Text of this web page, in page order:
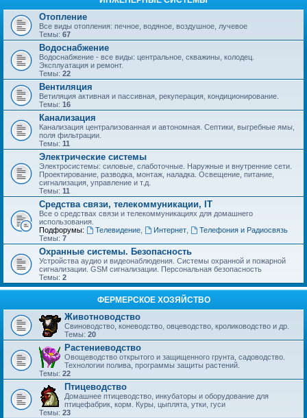
Отопление
Все виды отопления: печное, водяное, воздушное, лучевое
Темы: 67
Водоснабжение
Водоснабжение - все виды: центральное, скважины, колодец.
Эксплуатация и ремонт.
Темы: 22
Вентиляция
Ветиляция активная и пассивная, рекуперация, кондиционирование.
Темы: 16
Канализация
Канализация централизованная и автономная. Септики, выгребные ямы,
поля фильтрации.
Темы: 11
Электрические системы
Электросистемы: силовые, слаботочные. Наружные и внутренние сети.
Проектирование, разводка, монтаж, наладка. Освещение, питание,
сигнализация, управление и т.д.
Темы: 11
Средства связи, телекоммуникации, IT
Все о средствах связи и телекоммуникациях для домашнего
использования.
Подфорумы:
Телевидение, Интернет,
Телефония и Радиосвязь
Темы: 7
Охранные системы. Безопасность
Устройства аудио и видеонаблюдения. Системы охранной и пожарной
сигнализации. GSM сигнализации. Персональная безопасность
Темы: 2
ФЕРМЕРСКОЕ ХОЗЯЙСТВО
Животноводство
Свиноводство, коневодство, овцеводство, кролиководство и др.
Темы: 20
Растениеводство
Овощеводство открытого и защищенного грунта, садоводство.
Технологии полива, программы защиты растений.
Темы: 22
Птицеводство
Домашнее птицеводство, инкубаторы и оборудование для
птицефабрик, корм. Куры, цыплята, утки, гуси
Темы: 23